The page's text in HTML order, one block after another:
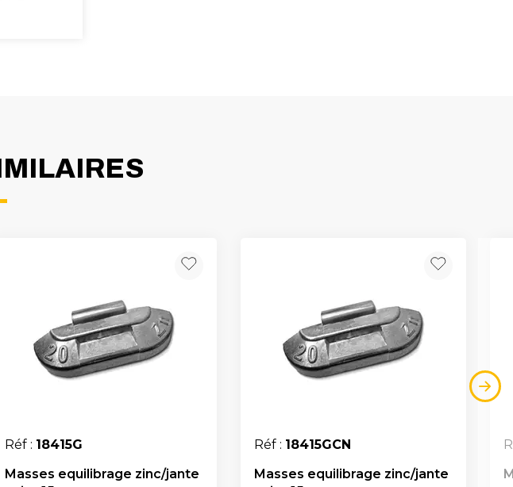
Réf : 18415G
Masses equilibrage zinc/jante
Réf : 18415GCN
Masses equilibrage zinc/jante